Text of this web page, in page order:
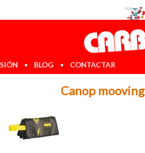
• BLOG • CONTACTAR
Canop